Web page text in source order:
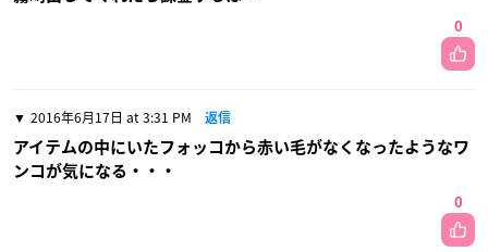
0
2016年6月17日 at 3:31 PM 返信
アイテムの中にいたフォッコから赤い毛がなくなったようなワ
ンコが気になる・・・
0